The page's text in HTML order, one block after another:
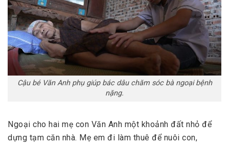
Cậu bé Văn Anh phụ giúp bác dâu chăm sóc bà ngoại bệnh
nặng.
Ngoại cho hai mẹ con Văn Anh một khoảnh đất nhỏ để
dựng tạm căn nhà. Mẹ em đi làm thuê để nuôi con,